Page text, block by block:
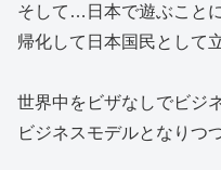
そして…日本で遊ぶこと
帰化して日本国民として
世界中をビザなしでビジ
ビジネスモデルとなりつ